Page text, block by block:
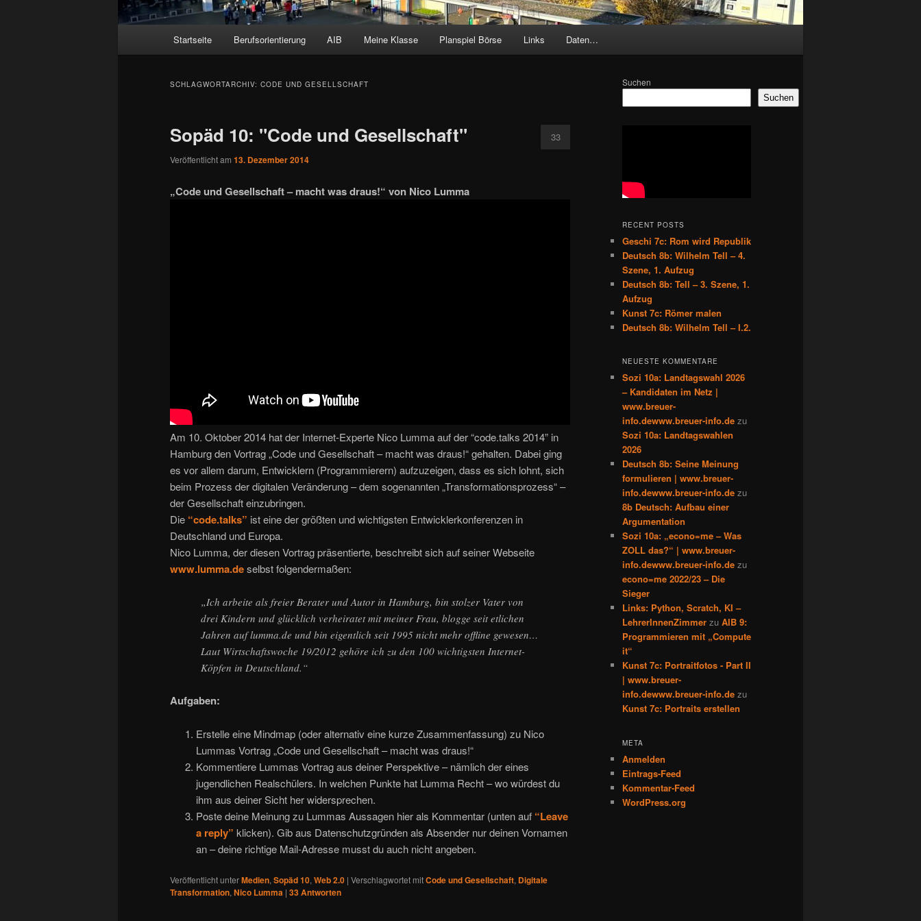
Startseite Berufsorientierung AIB Meine Klasse Planspiel Börse Links Daten…
SCHLAGWORTARCHIV: CODE UND GESELLSCHAFT
Sopäd 10: "Code und Gesellschaft"
Veröffentlicht am 13. Dezember 2014
33
„Code und Gesellschaft – macht was draus!“ von Nico Lumma
Am 10. Oktober 2014 hat der Internet-Experte Nico Lumma auf der “code.talks 2014” in
Hamburg den Vortrag „Code und Gesellschaft – macht was draus!“ gehalten. Dabei ging
es vor allem darum, Entwicklern (Programmierern) aufzuzeigen, dass es sich lohnt, sich
beim Prozess der digitalen Veränderung – dem sogenannten „Transformationsprozess“ –
der Gesellschaft einzubringen.
Die “code.talks” ist eine der größten und wichtigsten Entwicklerkonferenzen in
Deutschland und Europa.
Nico Lumma, der diesen Vortrag präsentierte, beschreibt sich auf seiner Webseite
www.lumma.deselbst folgendermaßen:
„Ich arbeite als freier Berater und Autor in Hamburg, bin stolzer Vater von
drei Kindern und glücklich verheiratet mit meiner Frau, blogge seit etlichen
Jahren auf lumma.de und bin eigentlich seit 1995 nicht mehr offline gewesen…
Laut Wirtschaftswoche 19/2012 gehöre ich zu den 100 wichtigsten Internet-
Köpfen in Deutschland.“
Aufgaben:
Erstelle eine Mindmap (oder alternativ eine kurze Zusammenfassung) zu Nico
Lummas Vortrag „Code und Gesellschaft – macht was draus!“
Kommentiere Lummas Vortrag aus deiner Perspektive – nämlich der eines
jugendlichen Realschülers. In welchen Punkte hat Lumma Recht – wo würdest du
ihm aus deiner Sicht her widersprechen.
Poste deine Meinung zu Lummas Aussagen hier als Kommentar (unten auf “Leave
a reply” klicken). Gib aus Datenschutzgründen als Absender nur deinen Vornamen
an – deine richtige Mail-Adresse musst du auch nicht angeben.
Veröffentlicht unterMedien, Sopäd 10, Web 2.0 | Verschlagwortet mitCode und Gesellschaft, Digitale
Transformation, Nico Lumma | 33Antworten
Suchen
Suchen
RECENT POSTS
Geschi 7c: Rom wird Republik
Deutsch 8b: Wilhelm Tell – 4.
Szene, 1. Aufzug
Deutsch 8b: Tell – 3. Szene, 1.
Aufzug
Kunst 7c: Römer malen
Deutsch 8b: Wilhelm Tell – I.2.
NEUESTE KOMMENTARE
Sozi 10a: Landtagswahl 2026
– Kandidaten im Netz |
www.breuer-
info.dewww.breuer-info.de zu
Sozi 10a: Landtagswahlen
2026
Deutsch 8b: Seine Meinung
formulieren | www.breuer-
info.dewww.breuer-info.de zu
8b Deutsch: Aufbau einer
Argumentation
Sozi 10a: „econo=me – Was
ZOLL das?“ | www.breuer-
info.dewww.breuer-info.de zu
econo=me 2022/23 – Die
Sieger
Links: Python, Scratch, KI –
LehrerInnenZimmer zu AIB 9:
Programmieren mit „Compute
it“
Kunst 7c: Portraitfotos - Part II
| www.breuer-
info.dewww.breuer-info.de zu
Kunst 7c: Portraits erstellen
META
Anmelden
Eintrags-Feed
Kommentar-Feed
WordPress.org